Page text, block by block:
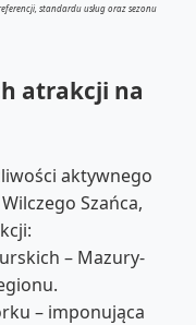
standardu usług oraz sezonu
atrakcji na
aktywnego
Szańca,
– Mazury-
– imponująca